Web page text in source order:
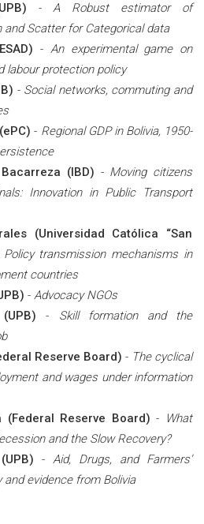
-A Robust estimator of
and Scatter for Categorical data
- An experimental game on
labour protection policy
- Social networks, commuting and
- Regional GDP in Bolivia, 1950-
(IBD) - Moving citizens
Innovation in Public Transport
(Universidad Católica “San
Policy transmission mechanisms in
countries
- Advocacy NGOs
- Skill formation and the
Reserve Board) - The cyclical
and wages under information
(Federal Reserve Board) -
What
and the Slow Recovery?
- Aid, Drugs, and Farmers’
evidence from Bolivia